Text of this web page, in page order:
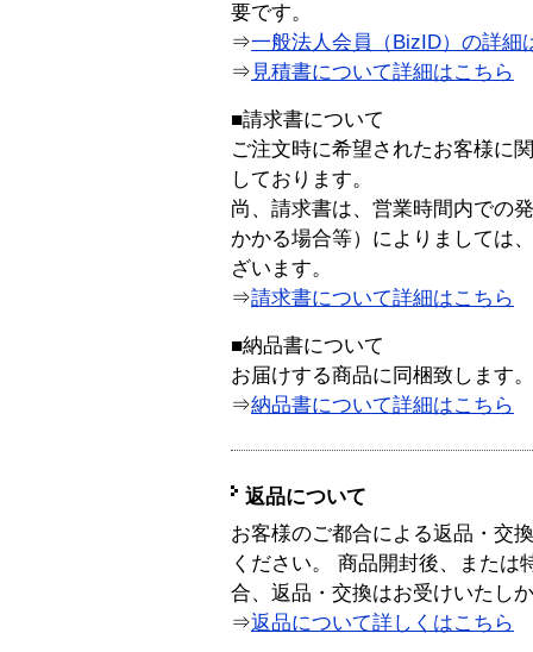
要です。
⇒一般法人会員（BizID）の詳細
⇒ 見積書について詳細はこちら
■請求書について
ご注文時に希望されたお客様に
しております。
尚、請求書は、営業時間内での
かかる場合等）によりましては
ざいます。
⇒請求書について詳細はこちら
■納品書について
お届けする商品に同梱致します。
⇒納品書について詳細はこちら
返品について
お客様のご都合による返品・交
ください。 商品開封後、または
合、返品・交換はお受けいたし
⇒返品について詳しくはこちら